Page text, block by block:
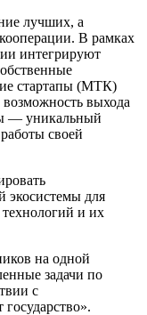
лучших, а
В рамках
интегрируют
стартапы (МТК)
выхода
— уникальный
своей
ровать
экосистемы для
технологий и их
на одной
задачи по
с